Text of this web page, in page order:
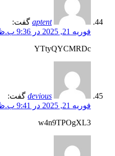
aptent گفت:
فوریه 21, 2025 در 9:36 ب.ظ
YTtyQYCMRDc
devious گفت:
فوریه 21, 2025 در 9:41 ب.ظ
w4n9TPOgXL3